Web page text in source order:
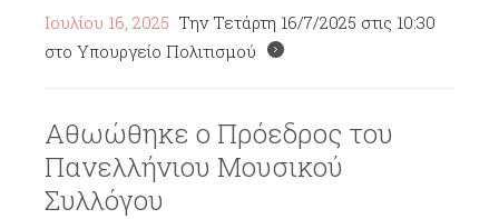
Ιουλίου 16, 2025 Την Τετάρτη 16/7/2025 στις 10:30
στο Υπουργείο Πολιτισμού
Αθωώθηκε ο Πρόεδρος του
Πανελλήνιου Μουσικού
Συλλόγου